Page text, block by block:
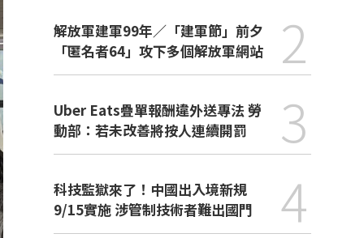
解放軍建軍99年／「建軍節」前夕
「匿名者64」攻下多個解放軍網站
2
Uber Eats疊單報酬違外送專法 勞
動部：若未改善將按人連續開罰
3
科技監獄來了！中國出入境新規
9/15實施 涉管制技術者難出國門
4